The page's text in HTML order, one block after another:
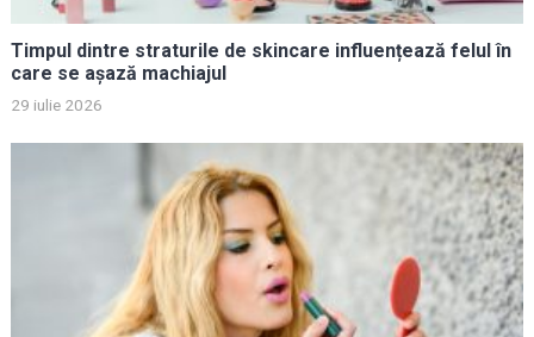
Timpul dintre straturile de skincare influențează felul în
care se așază machiajul
29 iulie 2026